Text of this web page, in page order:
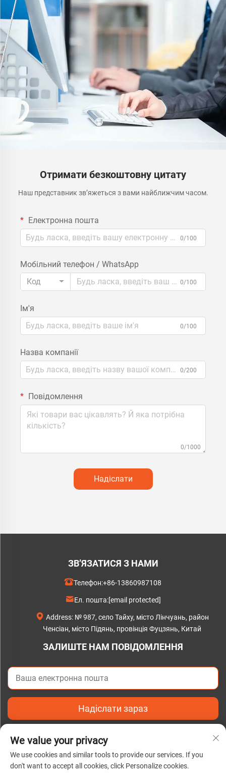
Отримати безкоштовну цитату
Наш представник зв’яжеться з вами найближчим часом.
Електронна пошта
0/100
Мобільний телефон / WhatsApp
Код
0/100
Ім'я
0/100
Назва компанії
0/200
Повідомлення
0/1000
Надіслати
ЗВ’ЯЗАТИСЯ З НАМИ
Телефон:+86-13860987108
Ел. пошта:[email protected]
Address: № 987, село Тайху, місто Лінчуань, район
Ченсіан, місто Підянь, провінція Фуцзянь, Китай
ЗАЛИШТЕ НАМ ПОВІДОМЛЕННЯ
Надіслати зараз
Усі права захищені © 2025 Підянь C&Q Paper Ко., Лтд. |
We value your privacy
We use cookies and similar tools to provide our services. If you
don't want to accept all cookies, click Personalize cookies.